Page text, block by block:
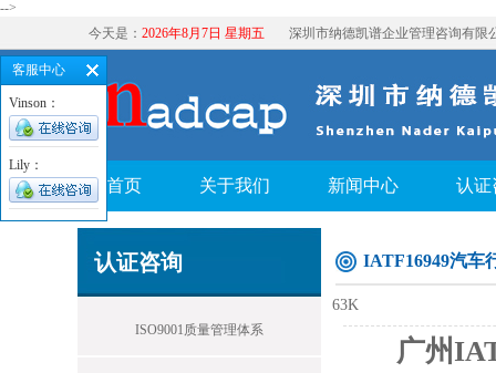
-->
今天是： 2026年8月7日 星期五 深圳市纳德凯谱企业管理咨询有限
首页 关于我们 新闻中心 认证
认证咨询
ISO9001质量管理体系
IATF16949汽车
63K
广州
客服中心
Vinson：
Lily：